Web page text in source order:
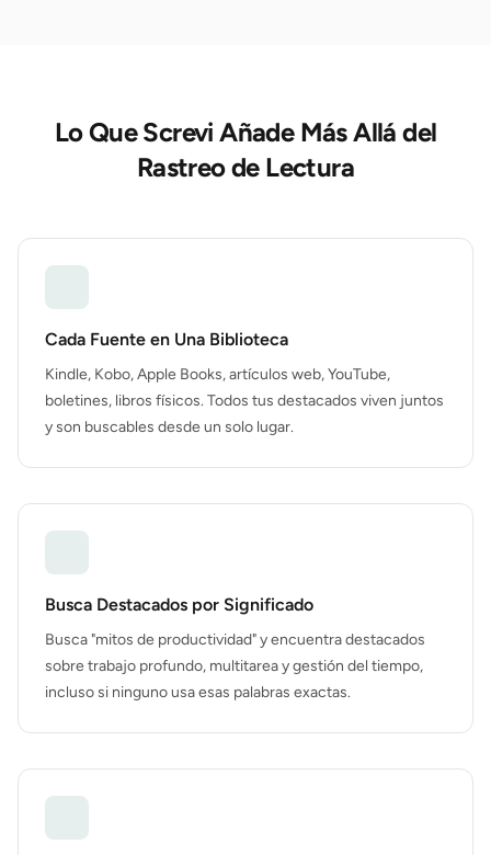
Lo Que Screvi Añade Más Allá del
Rastreo de Lectura
Cada Fuente en Una Biblioteca
Kindle, Kobo, Apple Books, artículos web, YouTube,
boletines, libros físicos. Todos tus destacados viven juntos
y son buscables desde un solo lugar.
Busca Destacados por Significado
Busca "mitos de productividad" y encuentra destacados
sobre trabajo profundo, multitarea y gestión del tiempo,
incluso si ninguno usa esas palabras exactas.